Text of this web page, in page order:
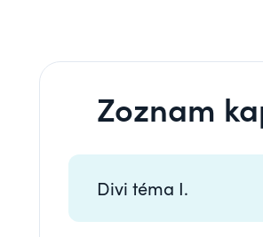
Zoznam
Divi téma I.